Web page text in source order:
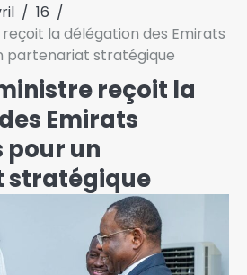
16
la délégation des Emirats
partenariat stratégique
reçoit la
Emirats
pour un
stratégique